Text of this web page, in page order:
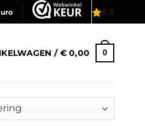
/ €0,00 0